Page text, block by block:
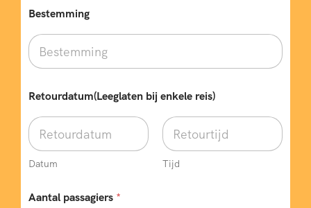
Bestemming
Retourdatum(Leeglaten bij enkele reis)
Datum Tijd
*
Aantal passagiers *